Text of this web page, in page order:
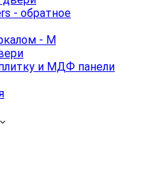
- обратное
- M
и МДФ панели